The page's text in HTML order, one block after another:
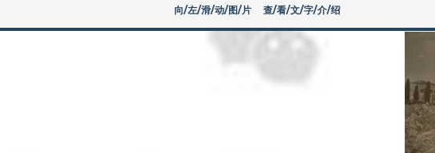
向/左/滑/动/图/片 查/看/文/字/介/绍